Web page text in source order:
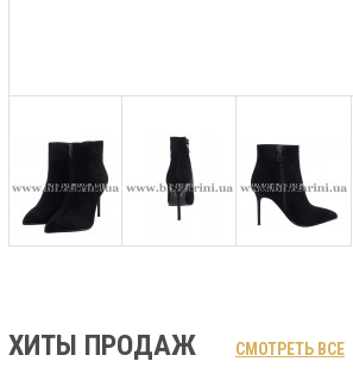
ХИТЫ ПРОДАЖ СМОТРЕТЬ ВСЕ